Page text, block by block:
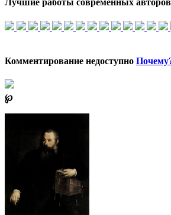
Лучшие работы современных авторов
Комментирование недоступно
℘